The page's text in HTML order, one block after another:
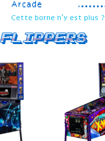
Arcade
Cette borne n'y est plus ?
Flippers